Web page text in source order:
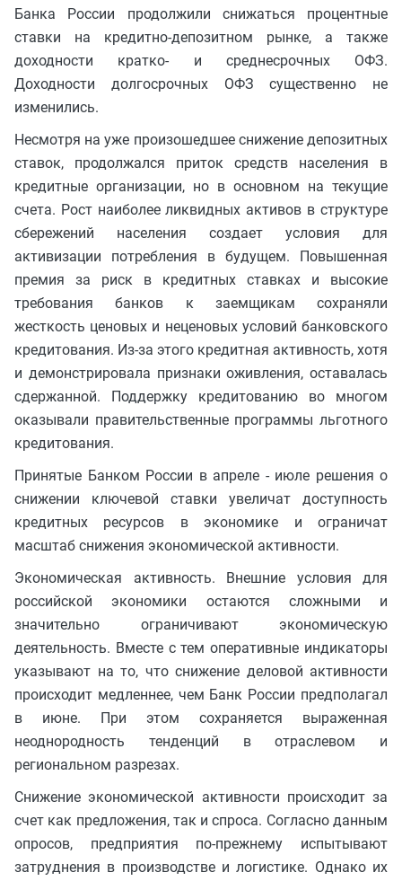
Банка России продолжили снижаться процентные
ставки на кредитно-депозитном рынке, а также
доходности кратко- и среднесрочных ОФЗ.
Доходности долгосрочных ОФЗ существенно не
изменились.
Несмотря на уже произошедшее снижение депозитных
ставок, продолжался приток средств населения в
кредитные организации, но в основном на текущие
счета. Рост наиболее ликвидных активов в структуре
сбережений населения создает условия для
активизации потребления в будущем. Повышенная
премия за риск в кредитных ставках и высокие
требования банков к заемщикам сохраняли
жесткость ценовых и неценовых условий банковского
кредитования. Из-за этого кредитная активность, хотя
и демонстрировала признаки оживления, оставалась
сдержанной. Поддержку кредитованию во многом
оказывали правительственные программы льготного
кредитования.
Принятые Банком России в апреле - июле решения о
снижении ключевой ставки увеличат доступность
кредитных ресурсов в экономике и ограничат
масштаб снижения экономической активности.
Экономическая активность. Внешние условия для
российской экономики остаются сложными и
значительно ограничивают экономическую
деятельность. Вместе с тем оперативные индикаторы
указывают на то, что снижение деловой активности
происходит медленнее, чем Банк России предполагал
в июне. При этом сохраняется выраженная
неоднородность тенденций в отраслевом и
региональном разрезах.
Снижение экономической активности происходит за
счет как предложения, так и спроса. Согласно данным
опросов, предприятия по-прежнему испытывают
затруднения в производстве и логистике. Однако их